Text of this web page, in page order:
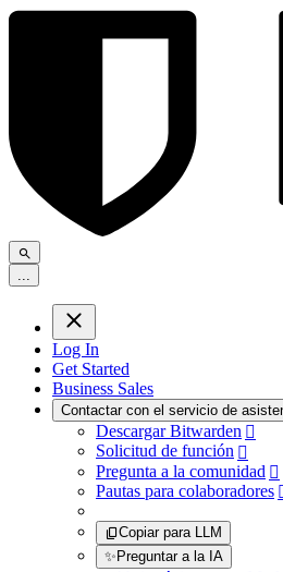
Log In
Get Started
Business Sales
Contactar con el servicio de
Descargar Bitwarden 
Solicitud de función 
Pregunta a la comunidad 
Pautas para colaboradores
Copiar para LLM
✨Preguntar a la IA